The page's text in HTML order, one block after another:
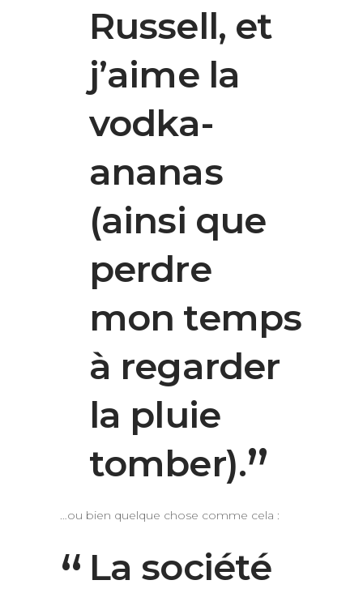
Russell, et
j’aime la
vodka-
ananas
(ainsi que
perdre
mon temps
à regarder
la pluie
tomber).
…ou bien quelque chose comme cela :
La société